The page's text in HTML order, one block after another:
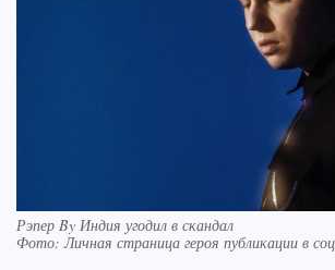
Рэпер By Индия угодил в скандал
Фото:Личная страница героя публикации в